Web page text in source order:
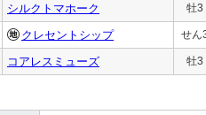
シルクトマホーク 牡3
クレセントシップ せん
コアレスミューズ 牡3